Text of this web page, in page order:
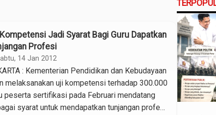
Jadi Syarat Bagi Guru Dapatkan
Profesi
14 Jan 2012
: Kementerian Pendidikan dan Kebudayaan
melaksanakan uji kompetensi terhadap 300.000
peserta sertifikasi pada Februari mendatang
syarat untuk mendapatkan tunjangan profesi.